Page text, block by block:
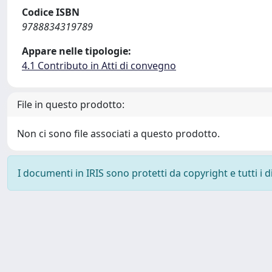
Codice ISBN
9788834319789
Appare nelle tipologie:
4.1 Contributo in Atti di convegno
File in questo prodotto:
Non ci sono file associati a questo prodotto.
I documenti in IRIS sono protetti da copyright e tutti i